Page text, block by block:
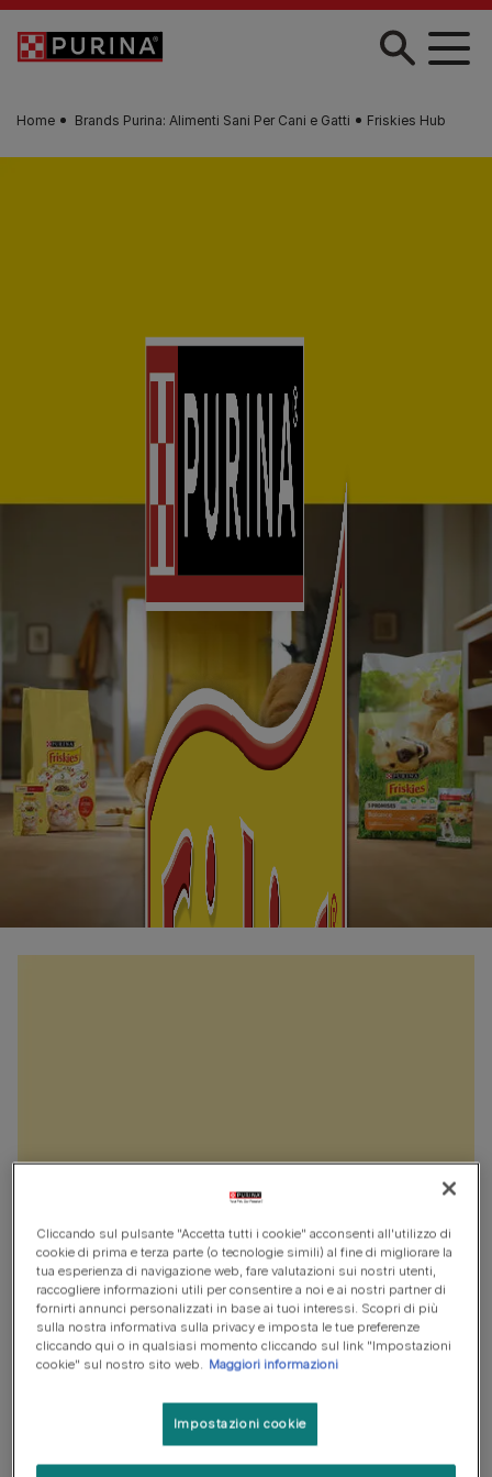
Skip to main content
Home Brands Purina: Alimenti Sani Per Cani e Gatti Friskies Hub
Cliccando sul pulsante "Accetta tutti i cookie" acconsenti all'utilizzo di
cookie di prima e terza parte (o tecnologie simili) al fine di migliorare la
tua esperienza di navigazione web, fare valutazioni sui nostri utenti,
raccogliere informazioni utili per consentire a noi e ai nostri partner di
fornirti annunci personalizzati in base ai tuoi interessi. Scopri di più
sulla nostra informativa sulla privacy e imposta le tue preferenze
cliccando qui o in qualsiasi momento cliccando sul link "Impostazioni
cookie" sul nostro sito web. Maggiori informazioni
Impostazioni cookie